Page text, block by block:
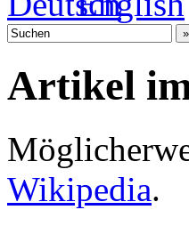
Artikel
Wikipedia.